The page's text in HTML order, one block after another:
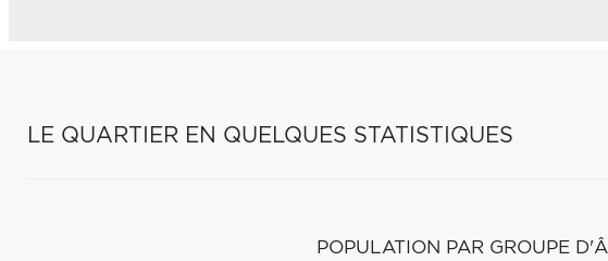
LE QUARTIER EN QUELQUES STATISTIQUES
POPULATION PAR GROUPE